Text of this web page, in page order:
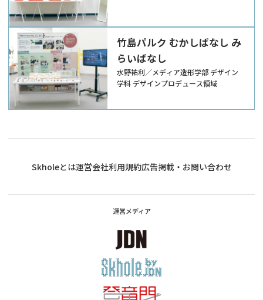
竹島パルク むかしばなし み
らいばなし
水野祐利／メディア造形学部 デザイン
学科 デザインプロデュース領域
Skholeとは運営会社利用規約広告掲載・お問い合わせ
運営メディア